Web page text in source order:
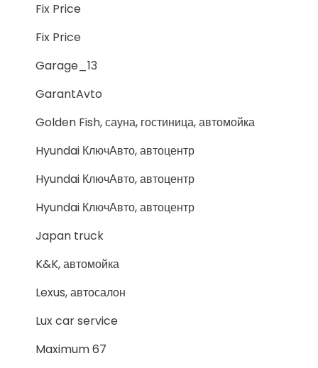
Fix Price
Fix Price
Garage_13
GarantAvto
Golden Fish, сауна, гостиница, автомойка
Hyundai КлючАвто, автоцентр
Hyundai КлючАвто, автоцентр
Hyundai КлючАвто, автоцентр
Japan truck
K&K, автомойка
Lexus, автосалон
Lux car service
Maximum 67